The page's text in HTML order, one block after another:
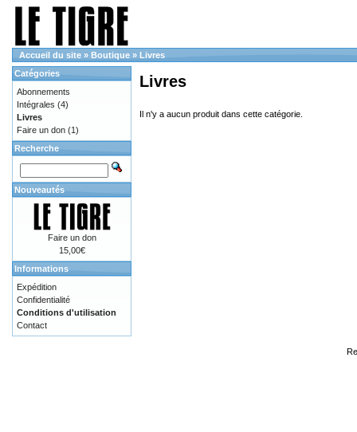
Accueil du site » Boutique » Livres
Livres
Il n'y a aucun produit dans cette catégorie.
Catégories
Abonnements
Intégrales (4)
Livres
Faire un don (1)
Recherche
Nouveautés
Faire un don
15,00€
Informations
Expédition
Confidentialité
Conditions d'utilisation
Contact